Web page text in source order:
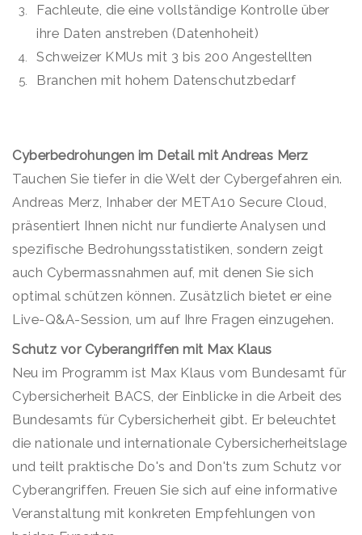
Fachleute, die eine vollständige Kontrolle über
ihre Daten anstreben (Datenhoheit)
Schweizer KMUs mit 3 bis 200 Angestellten
Branchen mit hohem Datenschutzbedarf
Cyberbedrohungen im Detail mit Andreas Merz
Tauchen Sie tiefer in die Welt der Cybergefahren ein.
Andreas Merz, Inhaber der META10 Secure Cloud,
präsentiert Ihnen nicht nur fundierte Analysen und
spezifische Bedrohungsstatistiken, sondern zeigt
auch Cybermassnahmen auf, mit denen Sie sich
optimal schützen können. Zusätzlich bietet er eine
Live-Q&A-Session, um auf Ihre Fragen einzugehen.
Schutz vor Cyberangriffen mit Max Klaus
Neu im Programm ist Max Klaus vom Bundesamt für
Cybersicherheit BACS, der Einblicke in die Arbeit des
Bundesamts für Cybersicherheit gibt. Er beleuchtet
die nationale und internationale Cybersicherheitslage
und teilt praktische Do's and Don'ts zum Schutz vor
Cyberangriffen. Freuen Sie sich auf eine informative
Veranstaltung mit konkreten Empfehlungen von